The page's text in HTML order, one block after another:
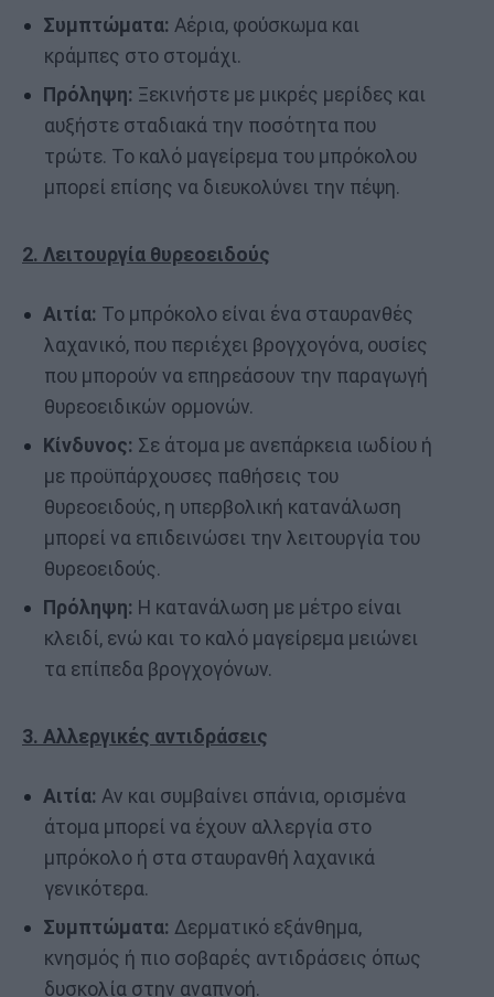
Συμπτώματα: Αέρια, φούσκωμα και
κράμπες στο στομάχι.
Πρόληψη: Ξεκινήστε με μικρές μερίδες και
αυξήστε σταδιακά την ποσότητα που
τρώτε. Το καλό μαγείρεμα του μπρόκολου
μπορεί επίσης να διευκολύνει την πέψη.
2. Λειτουργία θυρεοειδούς
Αιτία: Το μπρόκολο είναι ένα σταυρανθές
λαχανικό, που περιέχει βρογχογόνα, ουσίες
που μπορούν να επηρεάσουν την παραγωγή
θυρεοειδικών ορμονών.
Κίνδυνος: Σε άτομα με ανεπάρκεια ιωδίου ή
με προϋπάρχουσες παθήσεις του
θυρεοειδούς, η υπερβολική κατανάλωση
μπορεί να επιδεινώσει την λειτουργία του
θυρεοειδούς.
Πρόληψη: Η κατανάλωση με μέτρο είναι
κλειδί, ενώ και το καλό μαγείρεμα μειώνει
τα επίπεδα βρογχογόνων.
3. Αλλεργικές αντιδράσεις
Αιτία: Αν και συμβαίνει σπάνια, ορισμένα
άτομα μπορεί να έχουν αλλεργία στο
μπρόκολο ή στα σταυρανθή λαχανικά
γενικότερα.
Συμπτώματα: Δερματικό εξάνθημα,
κνησμός ή πιο σοβαρές αντιδράσεις όπως
δυσκολία στην αναπνοή.